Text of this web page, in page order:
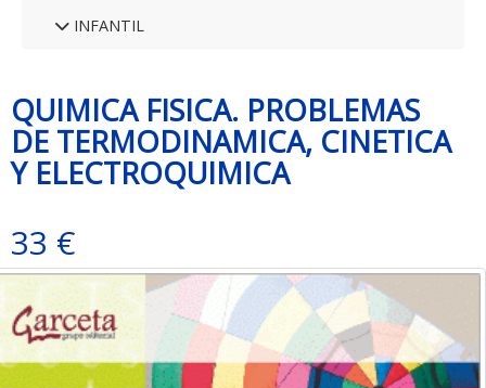
INFANTIL
QUIMICA FISICA. PROBLEMAS
DE TERMODINAMICA, CINETICA
Y ELECTROQUIMICA
33 €